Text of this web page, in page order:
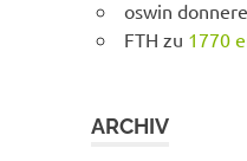
oswin
FTH zu 1770
ARCHIV